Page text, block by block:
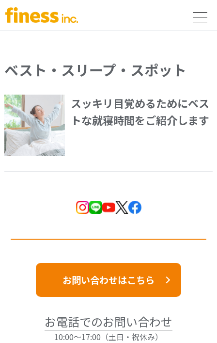
ベスト・スリープ・スポット
スッキリ目覚めるためにベス
トな就寝時間をご紹介します
お問い合わせはこちら
お電話でのお問い合わせ
10:00～17:00（土日・祝休み）